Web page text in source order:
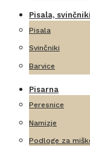
Pisala,
Pisala
Svinčniki
Barvice
Pisarna
Peresnice
Namizje
Podloge za